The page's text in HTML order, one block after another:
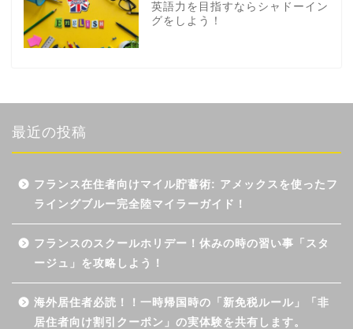
英語力を目指すならシャドーイン
グをしよう！
最近の投稿
フランス在住者向けマイル貯蓄術: アメックスを使ったフ
ライングブルー完全陸マイラーガイド！
フランスのスクールホリデー！休みの時の習い事「スタ
ージュ」を攻略しよう！
海外居住者必読！！一時帰国時の「新免税ルール」「非
居住者向け割引クーポン」の実体験を共有します。